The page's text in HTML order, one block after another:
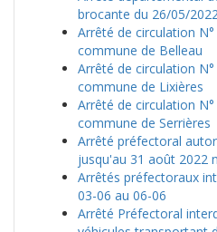
brocante du 26/05/
Arrêté de circulation
commune de Belleau
Arrêté de circulation
commune de Lixières
Arrêté de circulation
commune de Serrières
Arrêté préfectoral
jusqu'au 31 août 2022
Arrêtés préfectoraux
03-06 au 06-06
Arrêté Préfectoral